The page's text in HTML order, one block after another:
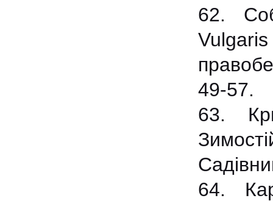
62.
49-57.
63.
64.